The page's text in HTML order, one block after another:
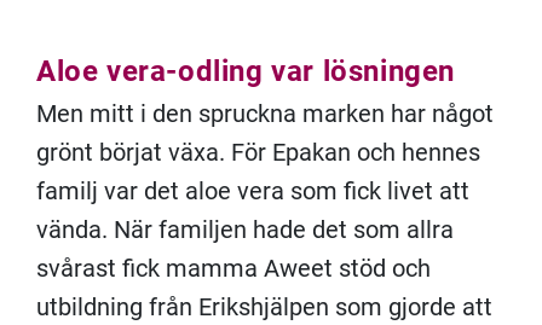
Aloe vera-odling var lösningen
Men mitt i den spruckna marken har något
grönt börjat växa. För Epakan och hennes
familj var det aloe vera som fick livet att
vända. När familjen hade det som allra
svårast fick mamma Aweet stöd och
utbildning från Erikshjälpen som gjorde att